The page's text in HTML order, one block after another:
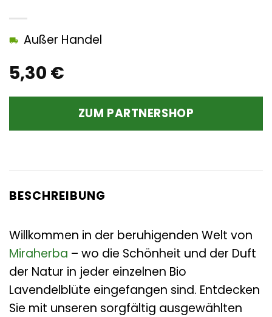
5,30 €
Außer Handel
ZUM PARTNERSHOP
BESCHREIBUNG
Willkommen in der beruhigenden Welt von
Miraherba – wo die Schönheit und der Duft
der Natur in jeder einzelnen Bio
Lavendelblüte eingefangen sind. Entdecken
Sie mit unseren sorgfältig ausgewählten